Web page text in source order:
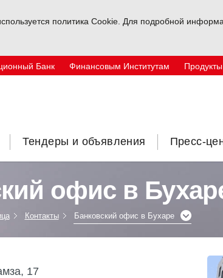
политика Cookie. Для подробной
Банк Финансовым Институтам
Тендеры и объявления Пресс-
офис в
Контакты Банковский офис в Бухаре
17